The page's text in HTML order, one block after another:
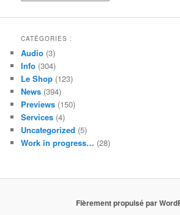
CATÉGORIES :
Audio (3)
Info (304)
Le Shop (123)
News (394)
Previews (150)
Services (4)
Uncategorized (5)
Work in progress… (28)
Fièrement propulsé par